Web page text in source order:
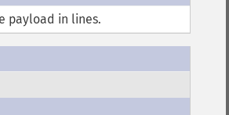
payload in lines.